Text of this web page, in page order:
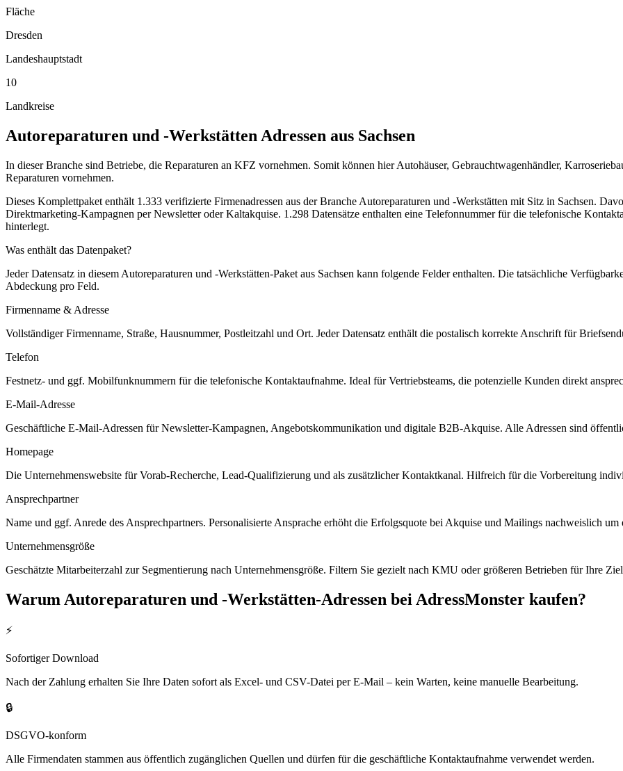
Fläche
Dresden
Landeshauptstadt
10
Landkreise
Autoreparaturen und -Werkstätten Adressen aus Sachsen
In dieser Branche sind Betriebe, die Reparaturen an KFZ vornehmen. Somit können hier Autohäuser, Gebrauchtwagenhändler,
Reparaturen vornehmen.
Dieses Komplettpaket enthält 1.333 verifizierte Firmenadressen aus der Branche Autoreparaturen und -Werkstätten mit Sitz in Sachsen.
Direktmarketing-Kampagnen per Newsletter oder Kaltakquise. 1.298 Datensätze enthalten eine Telefonnummer für die telefonische
hinterlegt.
Was enthält das Datenpaket?
Jeder Datensatz in diesem Autoreparaturen und -Werkstätten-Paket aus Sachsen kann folgende Felder enthalten. Die tatsächliche
Abdeckung pro Feld.
Firmenname & Adresse
Vollständiger Firmenname, Straße, Hausnummer, Postleitzahl und Ort. Jeder Datensatz enthält die postalisch korrekte Anschrift für
Telefon
Festnetz- und ggf. Mobilfunknummern für die telefonische Kontaktaufnahme. Ideal für Vertriebsteams, die potenzielle Kunden direkt
E-Mail-Adresse
Geschäftliche E-Mail-Adressen für Newsletter-Kampagnen, Angebotskommunikation und digitale B2B-Akquise. Alle Adressen sind
Homepage
Die Unternehmenswebsite für Vorab-Recherche, Lead-Qualifizierung und als zusätzlicher Kontaktkanal. Hilfreich für die Vorbereitung
Ansprechpartner
Name und ggf. Anrede des Ansprechpartners. Personalisierte Ansprache erhöht die Erfolgsquote bei Akquise und Mailings nachweislich um
Unternehmensgröße
Geschätzte Mitarbeiterzahl zur Segmentierung nach Unternehmensgröße. Filtern Sie gezielt nach KMU oder größeren Betrieben für Ihre
Warum Autoreparaturen und -Werkstätten-Adressen bei AdressMonster kaufen?
⚡
Sofortiger Download
Nach der Zahlung erhalten Sie Ihre Daten sofort als Excel- und CSV-Datei per E-Mail – kein Warten, keine manuelle Bearbeitung.
🔒
DSGVO-konform
Alle Firmendaten stammen aus öffentlich zugänglichen Quellen und dürfen für die geschäftliche Kontaktaufnahme verwendet werden.